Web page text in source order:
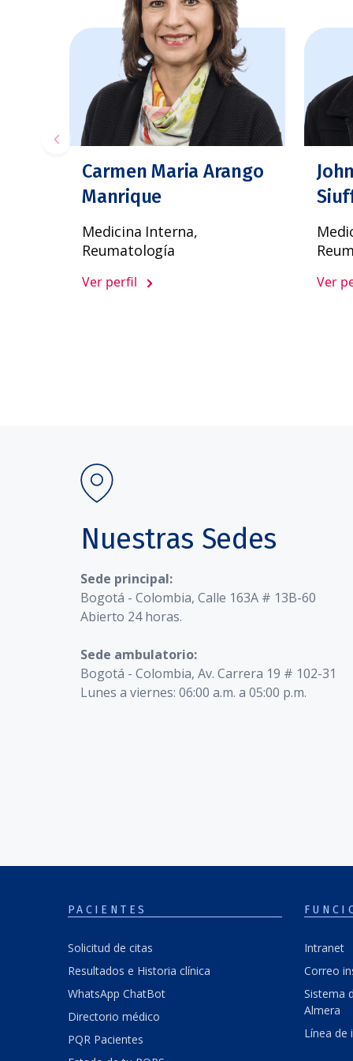
Carmen Maria Arango
Manrique
Medicina Interna,
Reumatología
Ver perfil Ver
Nuestras Sedes
Sede principal:
Bogotá - Colombia, Calle 163A # 13B-60
Abierto 24 horas.
Sede ambulatorio:
Bogotá - Colombia, Av. Carrera 19 # 102-31
Lunes a viernes: 06:00 a.m. a 05:00 p.m.
PACIENTES
Solicitud de citas
Resultados e Historia clínica
WhatsApp ChatBot
Directorio médico
PQR Pacientes
Intranet
Correo
Sistema
Almera
Línea de